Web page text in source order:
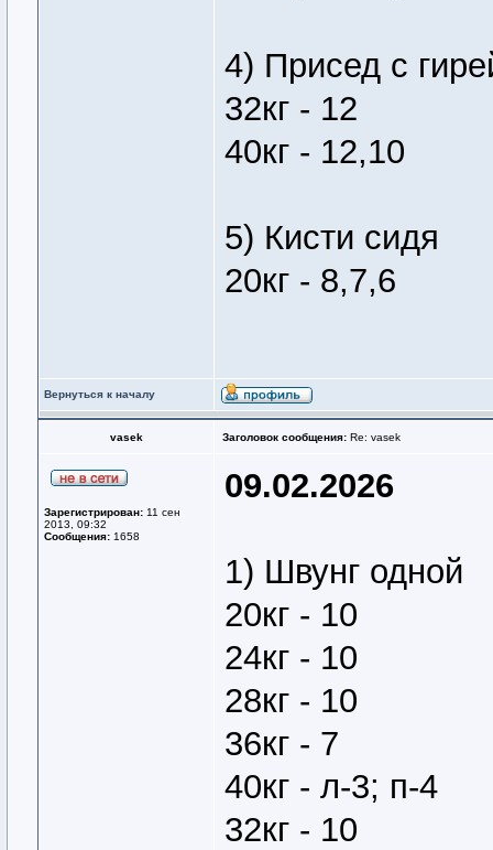
4) Присед с
32кг - 12
40кг - 12,10
5) Кисти сидя
20кг - 8,7,6
Вернуться к началу
vasek Заголовок сообщения: Re: vasek
Зарегистрирован: 11 сен
2013, 09:32
Сообщения: 1658
09.02.2026
1) Швунг одной
20кг - 10
24кг - 10
28кг - 10
36кг - 7
40кг - л-3; п-4
32кг - 10